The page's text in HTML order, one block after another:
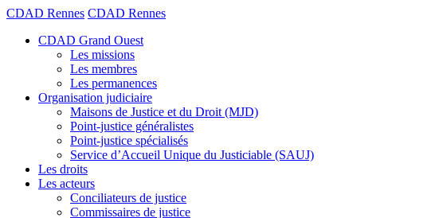
CDAD Rennes CDAD Rennes
CDAD Grand Ouest
Les missions
Les membres
Les permanences
Organisation judiciaire
Maisons de Justice et du Droit (MJD)
Point-justice généralistes
Point-justice spécialisés
Service d’Accueil Unique du Justiciable (SAUJ)
Les droits
Les acteurs
Conciliateurs de justice
Commissaires de justice